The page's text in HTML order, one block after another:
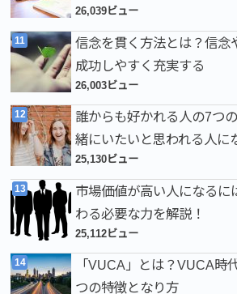
26,039ビュー
信念を貫く方法とは？信念
成功しやすく充実する
26,003ビュー
誰からも好かれる人の7つ
緒にいたいと思われる人に
25,130ビュー
市場価値が高い人になるに
わる必要な力を解説！
25,112ビュー
「VUCA」とは？VUCA時
つの特徴となり方